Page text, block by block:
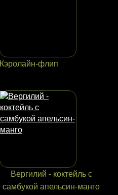
Кэролайн-флип
Вергилий - коктейль с
самбукой апельсин-манго